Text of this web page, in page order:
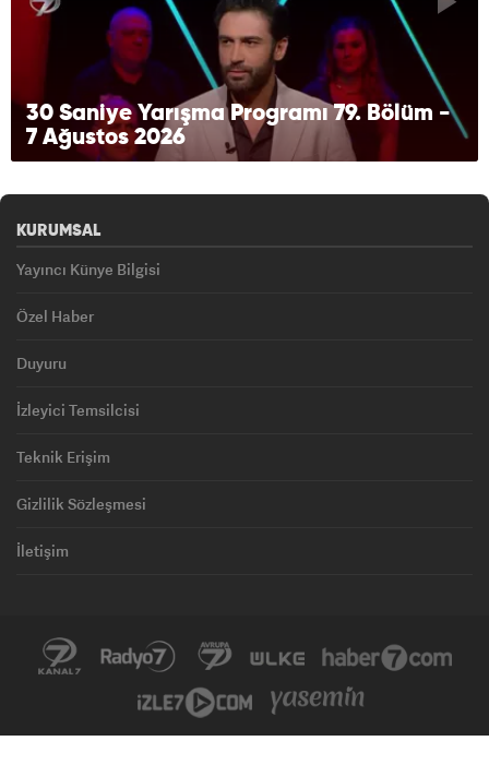
30 Saniye Yarışma Programı 79. Bölüm -
7 Ağustos 2026
KURUMSAL
Yayıncı Künye Bilgisi
Özel Haber
Duyuru
İzleyici Temsilcisi
Teknik Erişim
Gizlilik Sözleşmesi
İletişim